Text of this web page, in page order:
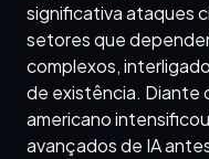
significativa ataques
setores que
complexos,
de existência. Diante
americano
avançados de IA